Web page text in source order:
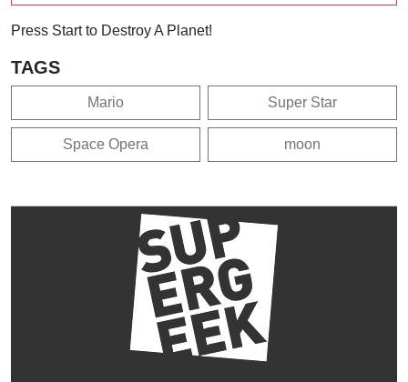
Press Start to Destroy A Planet!
TAGS
Mario Super Star
Space Opera moon